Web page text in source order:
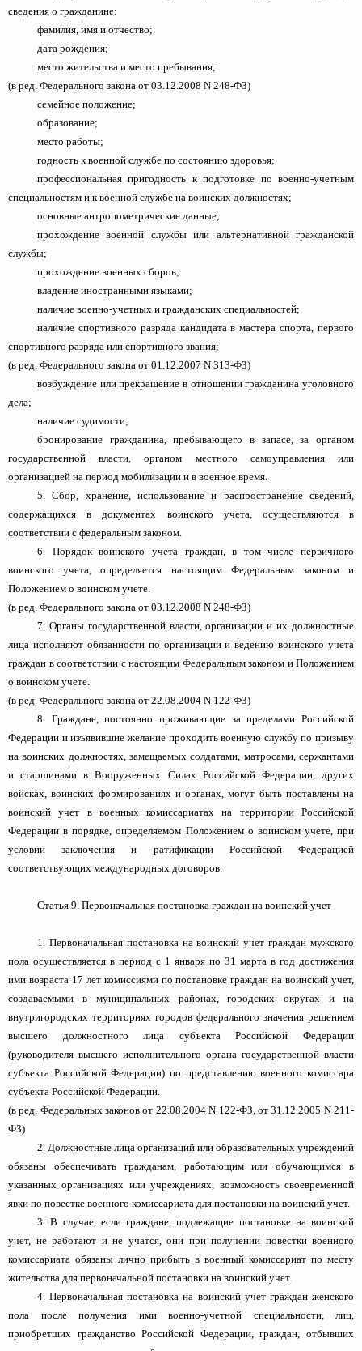
сведения о гражданине:
фамилия, имя и отчество;
дата рождения;
место жительства и место пребывания;
(в ред. Федерального закона от 03.12.2008 N 248-ФЗ)
семейное положение;
образование;
место работы;
годность к военной службе по состоянию здоровья;
профессиональная пригодность к подготовке по военно-учетным
специальностям и к военной службе на воинских должностях;
основные антропометрические данные;
прохождение военной службы или альтернативной гражданской
службы;
прохождение военных сборов;
владение иностранными языками;
наличие военно-учетных и гражданских специальностей;
наличие спортивного разряда кандидата в мастера спорта, первого
спортивного разряда или спортивного звания;
(в ред. Федерального закона от 01.12.2007 N 313-ФЗ)
возбуждение или прекращение в отношении гражданина уголовного
дела;
наличие судимости;
бронирование гражданина, пребывающего в запасе, за органом
государственной власти, органом местного самоуправления или
организацией на период мобилизации и в военное время.
5. Сбор, хранение, использование и распространение сведений,
содержащихся в документах воинского учета, осуществляются в
соответствии с федеральным законом.
6. Порядок воинского учета граждан, в том числе первичного
воинского учета, определяется настоящим Федеральным законом и
Положением о воинском учете.
(в ред. Федерального закона от 03.12.2008 N 248-ФЗ)
7. Органы государственной власти, организации и их должностные
лица исполняют обязанности по организации и ведению воинского учета
граждан в соответствии с настоящим Федеральным законом и Положением
о воинском учете.
(в ред. Федерального закона от 22.08.2004 N 122-ФЗ)
8. Граждане, постоянно проживающие за пределами Российской
Федерации и изъявившие желание проходить военную службу по призыву
на воинских должностях, замещаемых солдатами, матросами, сержантами
и старшинами в Вооруженных Силах Российской Федерации, других
войсках, воинских формированиях и органах, могут быть поставлены на
воинский учет в военных комиссариатах на территории Российской
Федерации в порядке, определяемом Положением о воинском учете, при
условии заключения и ратификации Российской Федерацией
соответствующих международных договоров.
Статья 9. Первоначальная постановка граждан на воинский учет
1. Первоначальная постановка на воинский учет граждан мужского
пола осуществляется в период с 1 января по 31 марта в год достижения
ими возраста 17 лет комиссиями по постановке граждан на воинский учет,
создаваемыми в муниципальных районах, городских округах и на
внутригородских территориях городов федерального значения решением
высшего должностного лица субъекта Российской Федерации
(руководителя высшего исполнительного органа государственной власти
субъекта Российской Федерации) по представлению военного комиссара
субъекта Российской Федерации.
(в ред. Федеральных законов от 22.08.2004 N 122-ФЗ, от 31.12.2005 N 211-
ФЗ)
2. Должностные лица организаций или образовательных учреждений
обязаны обеспечивать гражданам, работающим или обучающимся в
указанных организациях или учреждениях, возможность своевременной
явки по повестке военного комиссариата для постановки на воинский учет.
3. В случае, если граждане, подлежащие постановке на воинский
учет, не работают и не учатся, они при получении повестки военного
комиссариата обязаны лично прибыть в военный комиссариат по месту
жительства для первоначальной постановки на воинский учет.
4. Первоначальная постановка на воинский учет граждан женского
пола после получения ими военно-учетной специальности, лиц,
приобретших гражданство Российской Федерации, граждан, отбывших